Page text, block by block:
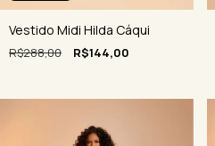
Vestido Midi Hilda Cáqui
R$288,00 R$144,00